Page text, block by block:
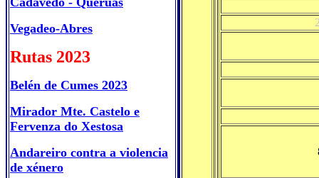
Vegadeo-Abres
Rutas 2023
Belén de Cumes 2023
Mirador Mte. Castelo e
Fervenza do Xestosa
Andareiro contra a violencia
de xénero